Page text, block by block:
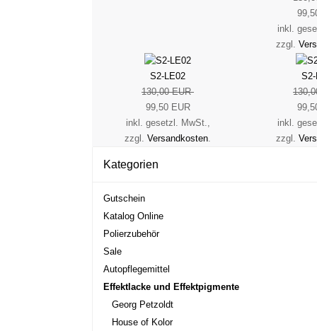
inkl.
zzgl.
S2-LE02
130,00 EUR
99,50 EUR
inkl. gesetzl. MwSt.,
zzgl. Versandkosten
inkl.
zzgl.
Kategorien
Gutschein
Katalog Online
Polierzubehör
Sale
Autopflegemittel
Effektlacke und Effektpigmente
Georg Petzoldt
House of Kolor